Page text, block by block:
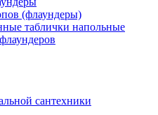
(флаундеры)
таблички напольные
сантехники